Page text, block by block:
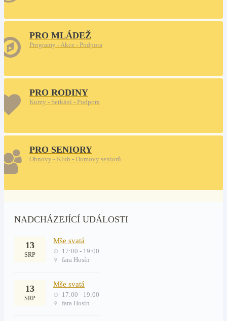
PRO MLÁDEŽ
Programy - Akce - Podpora
PRO RODINY
Kurzy - Setkání - Podpora
PRO SENIORY
Obnovy - Klub - Domovy seniorů
NADCHÁZEJÍCÍ UDÁLOSTI
13
SRP
Mše svatá
17:00 - 19:00
fara Hosín
13
SRP
Mše svatá
17:00 - 19:00
fara Hosín